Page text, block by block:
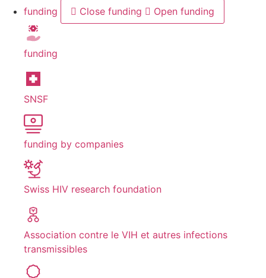
funding Close funding Open funding
funding
SNSF
funding by companies
Swiss HIV research foundation
Association contre le VIH et autres infections
transmissibles